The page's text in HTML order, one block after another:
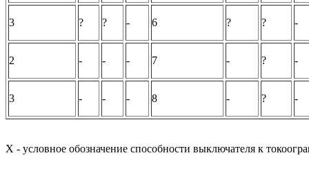
3 ? ? - 6 ? ? -
2 - - - 7 - ? -
3 - - - 8 - ? -
X - условное обозначение способности выключателя к